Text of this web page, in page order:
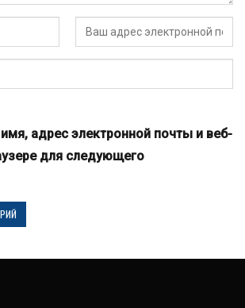
адрес электронной почты и веб-
для следующего